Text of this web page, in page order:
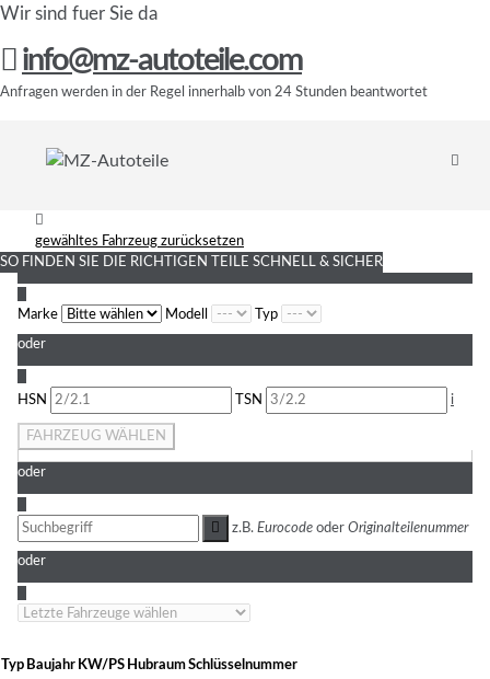
Wir sind fuer Sie da
info@mz-autoteile.com
Anfragen werden in der Regel innerhalb von 24 Stunden beantwortet
gewähltes Fahrzeug zurücksetzen
SO FINDEN SIE DIE RICHTIGEN TEILE SCHNELL & SICHER
Marke
Modell Typ
oder
HSN
TSN i
FAHRZEUG WÄHLEN
oder
z.B. Eurocode oder Originalteilenummer
oder
Typ Baujahr KW/PS HubraumSchlüsselnummer